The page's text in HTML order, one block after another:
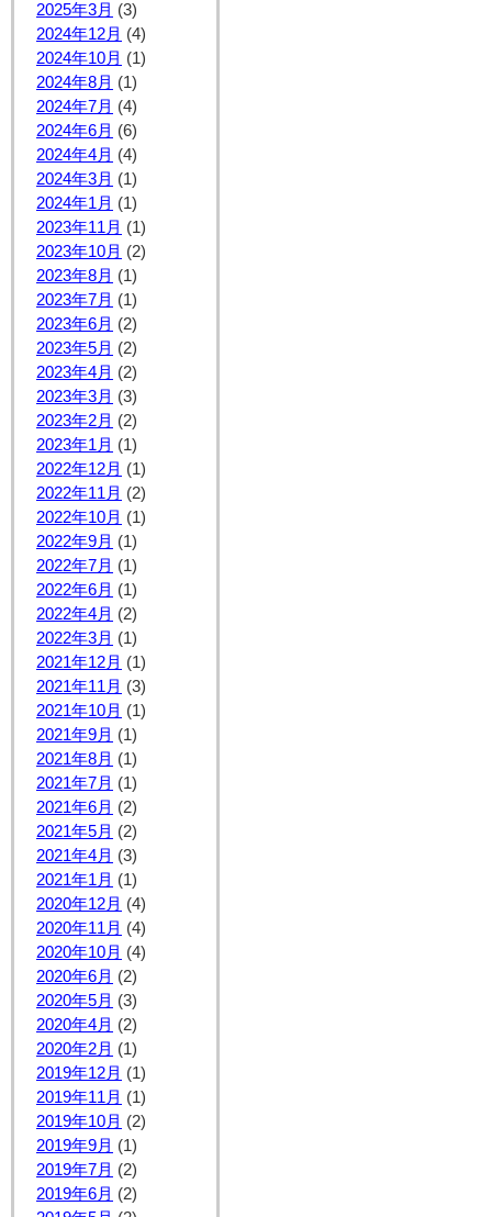
2025年3月 (3)
2024年12月 (4)
2024年10月 (1)
2024年8月 (1)
2024年7月 (4)
2024年6月 (6)
2024年4月 (4)
2024年3月 (1)
2024年1月 (1)
2023年11月 (1)
2023年10月 (2)
2023年8月 (1)
2023年7月 (1)
2023年6月 (2)
2023年5月 (2)
2023年4月 (2)
2023年3月 (3)
2023年2月 (2)
2023年1月 (1)
2022年12月 (1)
2022年11月 (2)
2022年10月 (1)
2022年9月 (1)
2022年7月 (1)
2022年6月 (1)
2022年4月 (2)
2022年3月 (1)
2021年12月 (1)
2021年11月 (3)
2021年10月 (1)
2021年9月 (1)
2021年8月 (1)
2021年7月 (1)
2021年6月 (2)
2021年5月 (2)
2021年4月 (3)
2021年1月 (1)
2020年12月 (4)
2020年11月 (4)
2020年10月 (4)
2020年6月 (2)
2020年5月 (3)
2020年4月 (2)
2020年2月 (1)
2019年12月 (1)
2019年11月 (1)
2019年10月 (2)
2019年9月 (1)
2019年7月 (2)
2019年6月 (2)